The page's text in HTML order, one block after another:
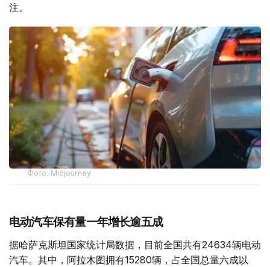
注。
Фото: Midjourney
电动汽车保有量一年增长逾五成
据哈萨克斯坦国家统计局数据，目前全国共有24634辆电动
汽车。其中，阿拉木图拥有15280辆，占全国总量六成以